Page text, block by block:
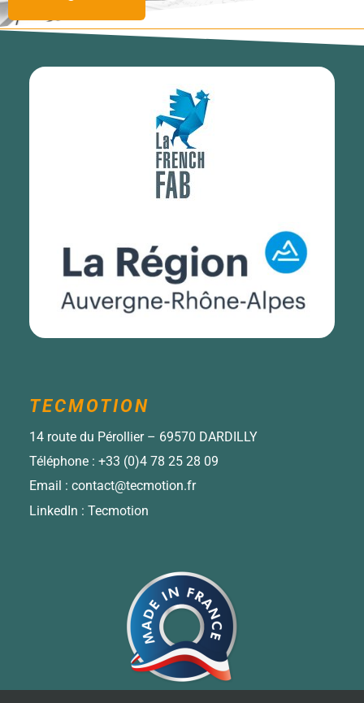
TECMOTION
14 route du Pérollier – 69570 DARDILLY
Téléphone : +33 (0)4 78 25 28 09
Email : contact@tecmotion.fr
LinkedIn : Tecmotion